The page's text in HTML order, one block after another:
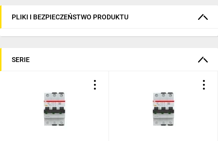
PLIKI I BEZPIECZEŃSTWO PRODUKTU
SERIE